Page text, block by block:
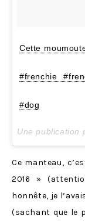
Cette
#frenchie
#dog
Ce manteau,
2016 »
honnête, je
(sachant que le